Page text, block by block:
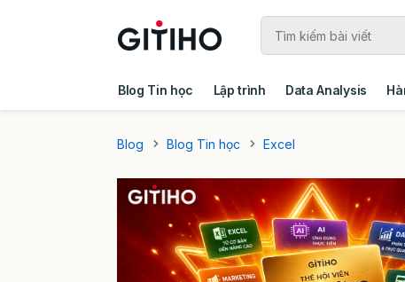
Blog Tin học Lập trình Data Analysis
Blog
Blog Tin học Excel